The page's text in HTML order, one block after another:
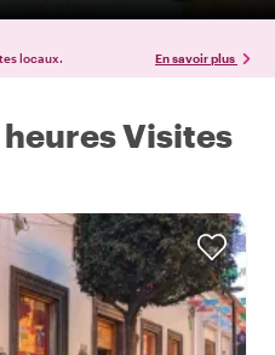
locaux. En savoir plus
heures Visites